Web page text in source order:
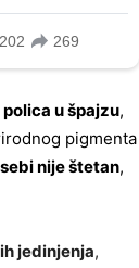
u špajzu,
pigmenta
nije štetan,
jedinjenja,